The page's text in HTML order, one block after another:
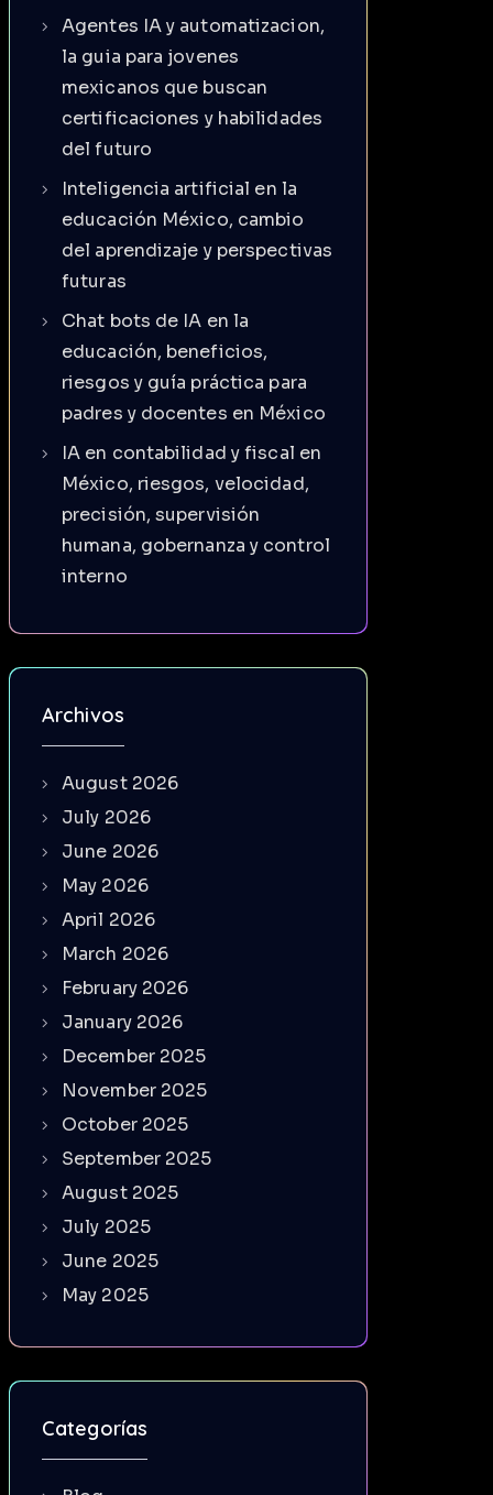
Agentes IA y automatizacion,
la guia para jovenes
mexicanos que buscan
certificaciones y habilidades
del futuro
Inteligencia artificial en la
educación México, cambio
del aprendizaje y perspectivas
futuras
Chat bots de IA en la
educación, beneficios,
riesgos y guía práctica para
padres y docentes en México
IA en contabilidad y fiscal en
México, riesgos, velocidad,
precisión, supervisión
humana, gobernanza y control
interno
Archivos
August 2026
July 2026
June 2026
May 2026
April 2026
March 2026
February 2026
January 2026
December 2025
November 2025
October 2025
September 2025
August 2025
July 2025
June 2025
May 2025
Categorías